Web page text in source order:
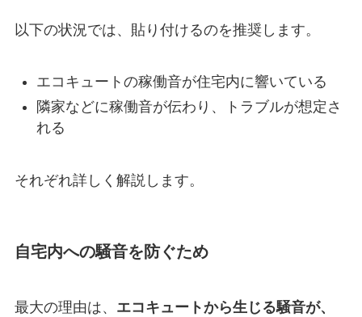
以下の状況では、貼り付けるのを推奨します。
エコキュートの稼働音が住宅内に響いている
隣家などに稼働音が伝わり、トラブルが想定さ
れる
それぞれ詳しく解説します。
自宅内への騒音を防ぐため
最大の理由は、 エコキュートから生じる騒音が、